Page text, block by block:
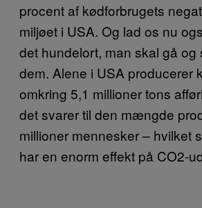
procent af kødforbrugets
miljøet i USA. Og lad os nu
det hundelort, man skal gå og
dem. Alene i USA producerer
omkring 5,1 millioner tons
det svarer til den mængde
millioner mennesker – hvilket
har en enorm effekt på CO2-